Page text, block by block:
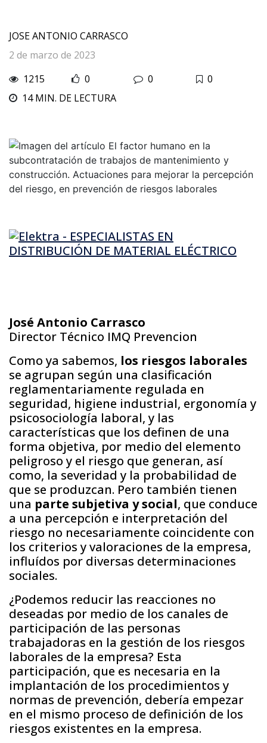
JOSE ANTONIO CARRASCO
2 de marzo de 2023
1215
0 0
0
14 MIN. DE LECTURA
José Antonio Carrasco
Director Técnico IMQ Prevencion
Como ya sabemos, los riesgos laborales
se agrupan según una clasificación
reglamentariamente regulada en
seguridad, higiene industrial, ergonomía y
psicosociología laboral, y las
características que los definen de una
forma objetiva, por medio del elemento
peligroso y el riesgo que generan, así
como, la severidad y la probabilidad de
que se produzcan. Pero también tienen
una parte subjetiva y social, que conduce
a una percepción e interpretación del
riesgo no necesariamente coincidente con
los criterios y valoraciones de la empresa,
influídos por diversas determinaciones
sociales.
¿Podemos reducir las reacciones no
deseadas por medio de los canales de
participación de las personas
trabajadoras en la gestión de los riesgos
laborales de la empresa? Esta
participación, que es necesaria en la
implantación de los procedimientos y
normas de prevención, debería empezar
en el mismo proceso de definición de los
riesgos existentes en la empresa.